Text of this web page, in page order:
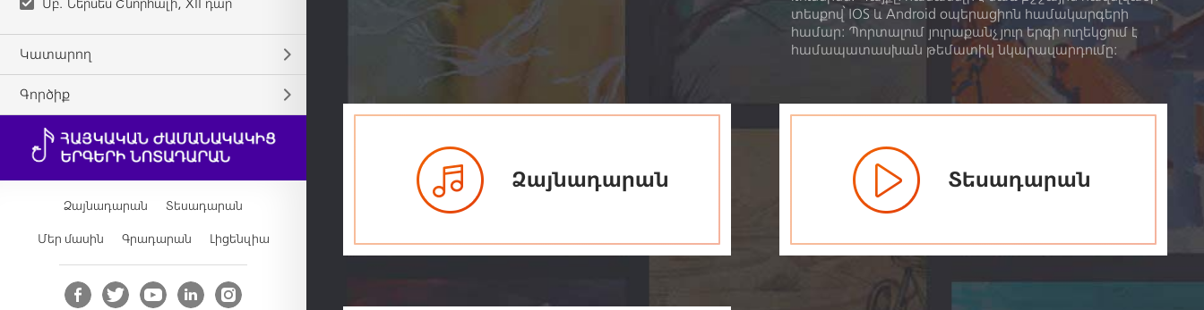
Սբ. Ներսես Շնորհալի, XII դար
Կատարող
Գործիք
Ձայնադարան Տեսադարան
Մեր մասին Գրադարան Լիցենզիա
տեսքով՝ IOS և Android օպերացիոն համակարգերի
համար: Պորտալում յուրաքանչյուր երգի ուղեկցում է
համապատասխան թեմատիկ նկարազարդումը:
Ձայնադարան Տեսադարան